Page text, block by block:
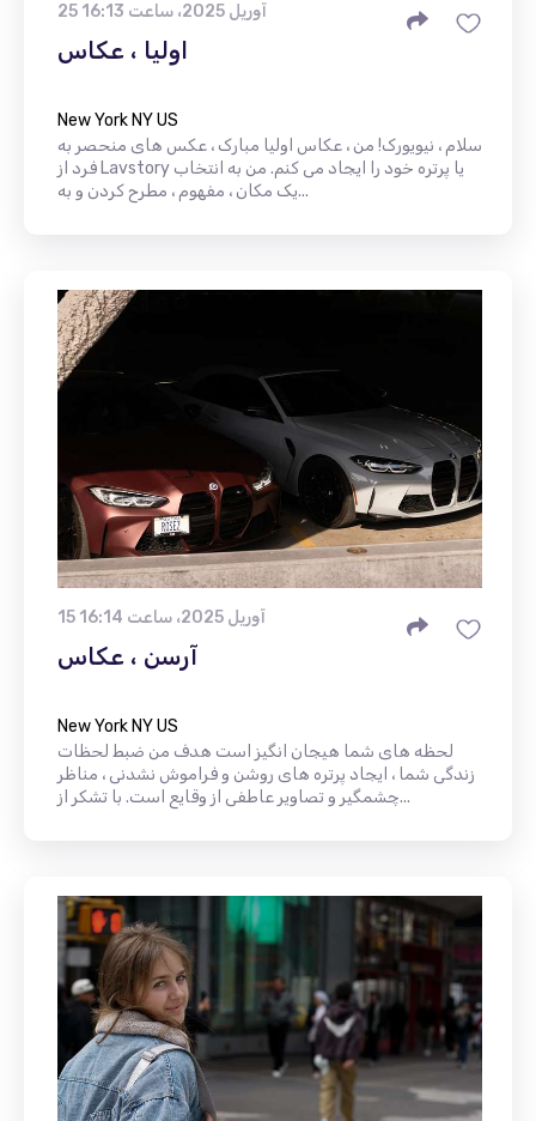
25 آوریل 2025، ساعت 16:13
اولیا ، عکاس
New York NY US
سلام ، نیویورک! من ، عکاس اولیا مبارک ، عکس های منحصر به
فرد از Lavstory یا پرتره خود را ایجاد می کنم. من به انتخاب
یک مکان ، مفهوم ، مطرح کردن و به...
15 آوریل 2025، ساعت 16:14
آرسن ، عکاس
New York NY US
لحظه های شما هیجان انگیز است هدف من ضبط لحظات
زندگی شما ، ایجاد پرتره های روشن و فراموش نشدنی ، مناظر
چشمگیر و تصاویر عاطفی از وقایع است. با تشکر از...